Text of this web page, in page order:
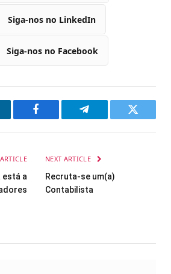
Siga-nos no LinkedIn
Siga-nos no Facebook
Facebook Telegram Twitter
está a
NEXT ARTICLE
Recruta-se um(a)
Contabilista